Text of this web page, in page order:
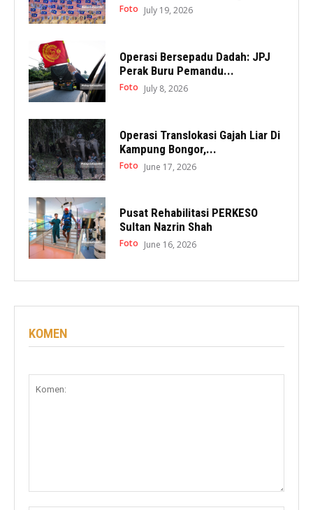
Foto July 19, 2026
Operasi Bersepadu Dadah: JPJ
Perak Buru Pemandu...
Foto July 8, 2026
Operasi Translokasi Gajah Liar Di
Kampung Bongor,...
Foto June 17, 2026
Pusat Rehabilitasi PERKESO
Sultan Nazrin Shah
Foto June 16, 2026
KOMEN